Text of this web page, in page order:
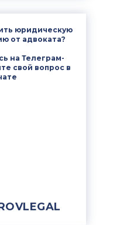
юридическую
от адвоката?
на Телеграм-
свой вопрос в